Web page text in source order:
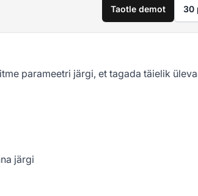
Taotle demot 30
parameetri järgi, et tagada täielik
järgi